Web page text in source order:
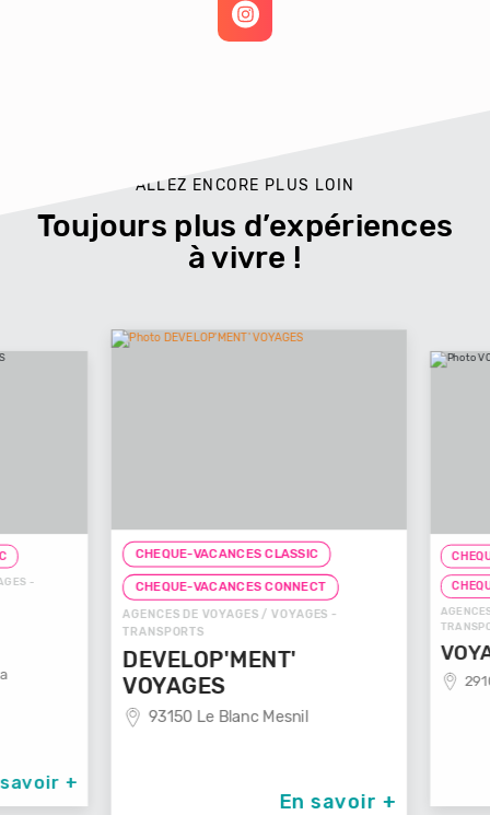
ALLEZ ENCORE PLUS LOIN
Toujours plus d’expériences
à vivre !
-
+
CHEQUE-VACANCES CLASSIC
CHEQUE-VACANCES CONNECT
AGENCES DE VOYAGES / VOYAGES -
TRANSPORTS
DEVELOP'MENT'
VOYAGES
93150 Le Blanc Mesnil
En savoir +
AGENCES